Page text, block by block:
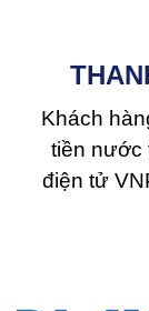
Khách
tiền nước
điện tử